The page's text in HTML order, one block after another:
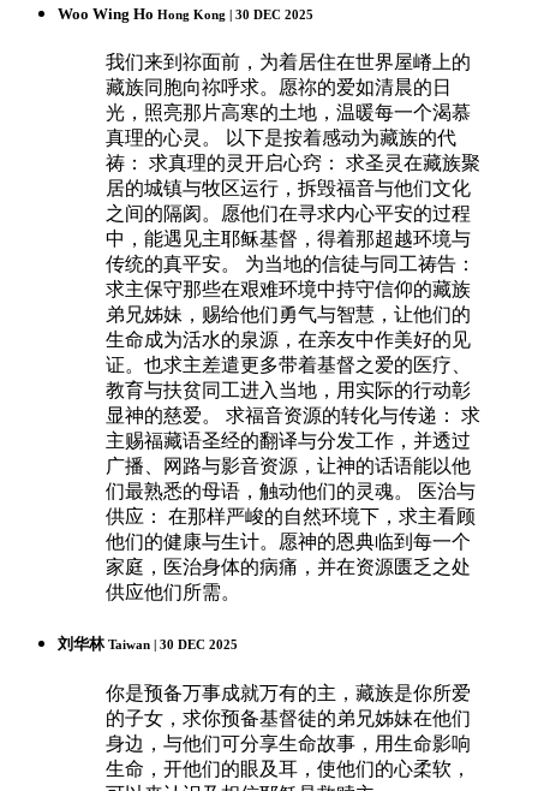
Woo Wing Ho Hong Kong | 30 DEC 2025
我们来到祢面前，为着居住在世界屋嵴上的
藏族同胞向祢呼求。愿祢的爱如清晨的日
光，照亮那片高寒的土地，温暖每一个渴慕
真理的心灵。 以下是按着感动为藏族的代
祷： 求真理的灵开启心窍： 求圣灵在藏族聚
居的城镇与牧区运行，拆毁福音与他们文化
之间的隔阂。愿他们在寻求内心平安的过程
中，能遇见主耶稣基督，得着那超越环境与
传统的真平安。 为当地的信徒与同工祷告：
求主保守那些在艰难环境中持守信仰的藏族
弟兄姊妹，赐给他们勇气与智慧，让他们的
生命成为活水的泉源，在亲友中作美好的见
证。也求主差遣更多带着基督之爱的医疗、
教育与扶贫同工进入当地，用实际的行动彰
显神的慈爱。 求福音资源的转化与传递： 求
主赐福藏语圣经的翻译与分发工作，并透过
广播、网路与影音资源，让神的话语能以他
们最熟悉的母语，触动他们的灵魂。 医治与
供应： 在那样严峻的自然环境下，求主看顾
他们的健康与生计。愿神的恩典临到每一个
家庭，医治身体的病痛，并在资源匮乏之处
供应他们所需。
刘华林 Taiwan | 30 DEC 2025
你是预备万事成就万有的主，藏族是你所爱
的子女，求你预备基督徒的弟兄姊妹在他们
身边，与他们可分享生命故事，用生命影响
生命，开他们的眼及耳，使他们的心柔软，